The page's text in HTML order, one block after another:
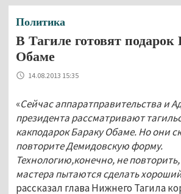
Политика
В Тагиле готовят подарок
Обаме
14.08.2013 15:35
«Сейчас аппаратправительства и
президента рассматривают
какподарок Бараку Обаме. Но они
повторите Демидовскую форму.
Технологию,конечно, не
мастера пытаются сделать
рассказал глава Нижнего Тагила